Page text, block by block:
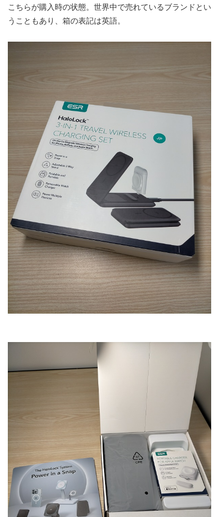
こちらが購入時の状態。世界中で売れているブランドとい
うこともあり、箱の表記は英語。